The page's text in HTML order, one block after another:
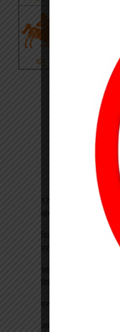
17 अगस्त की हड़ताल से
विकसित भारत रोजगार
प्रतिनिधियों ने सीखी
साइबर सुरक्षा एवं छात्र
प्रधान पाठक पर हमला,